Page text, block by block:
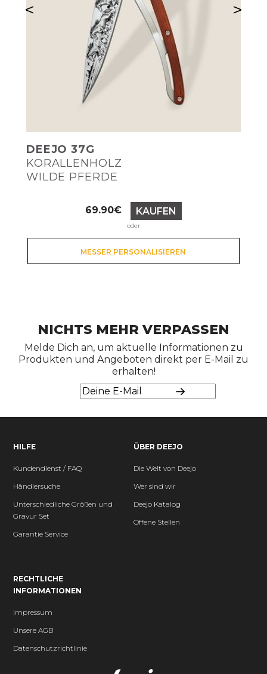
DEEJO 37G
KORALLENHOLZ
WILDE PFERDE
Preis
69.90€ KAUFEN
oder
MESSER PERSONALISIEREN
< >
NICHTS MEHR VERPASSEN
Melde Dich an, um aktuelle Informationen zu
Produkten und Angeboten direkt per E-Mail zu
erhalten!
HILFE
Kundendienst / FAQ
Händlersuche
Unterschiedliche Größen und
Gravur Set
Garantie Service
ÜBER DEEJO
Die Welt von Deejo
Wer sind wir
Deejo Katalog
Offene Stellen
RECHTLICHE
INFORMATIONEN
Impressum
Unsere AGB
Datenschutzrichtlinie